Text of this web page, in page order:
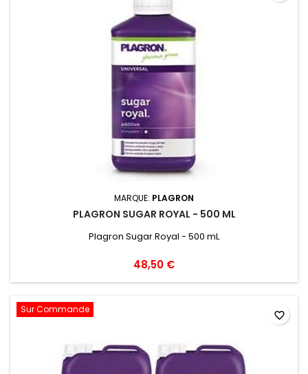
MARQUE: PLAGRON
PLAGRON SUGAR ROYAL - 500 ML
Plagron Sugar Royal - 500 mL
48,50 €
Sur Commande favorite_border